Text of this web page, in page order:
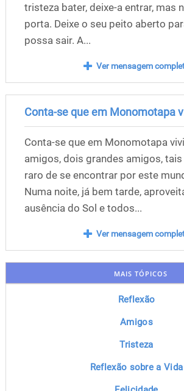
tristeza bater, deixe-a entrar, mas
porta. Deixe o seu peito aberto
possa sair. A...
Ver mensagem
Conta-se que em Monomotapa
Conta-se que em Monomotapa
amigos, dois grandes amigos,
raro de se encontrar por este
Numa noite, já bem tarde,
ausência do Sol e todos...
Ver mensagem
MAIS TÓPICOS
Reflexão
Amigos
Tristeza
Reflexão sobre a Vida